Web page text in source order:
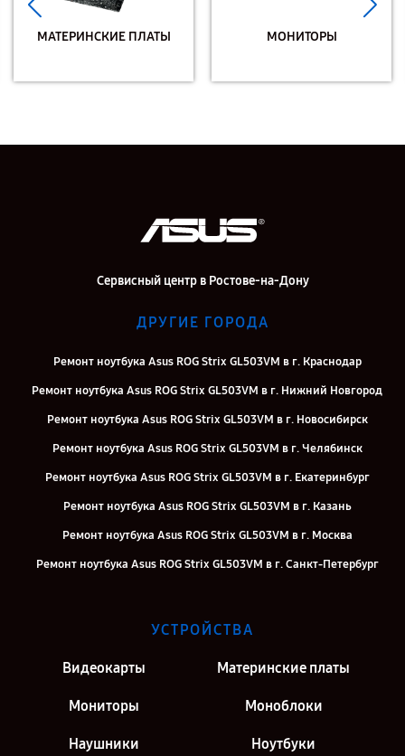
МАТЕРИНСКИЕ ПЛАТЫ МОНИТОРЫ
Сервисный центр в Ростове-на-Дону
ДРУГИЕ ГОРОДА
Ремонт ноутбука Asus ROG Strix GL503VM в г. Краснодар
Ремонт ноутбука Asus ROG Strix GL503VM в г. Нижний Новгород
Ремонт ноутбука Asus ROG Strix GL503VM в г. Новосибирск
Ремонт ноутбука Asus ROG Strix GL503VM в г. Челябинск
Ремонт ноутбука Asus ROG Strix GL503VM в г. Екатеринбург
Ремонт ноутбука Asus ROG Strix GL503VM в г. Казань
Ремонт ноутбука Asus ROG Strix GL503VM в г. Москва
Ремонт ноутбука Asus ROG Strix GL503VM в г. Санкт-Петербург
УСТРОЙСТВА
Видеокарты Материнские платы
Мониторы Моноблоки
Наушники Ноутбуки